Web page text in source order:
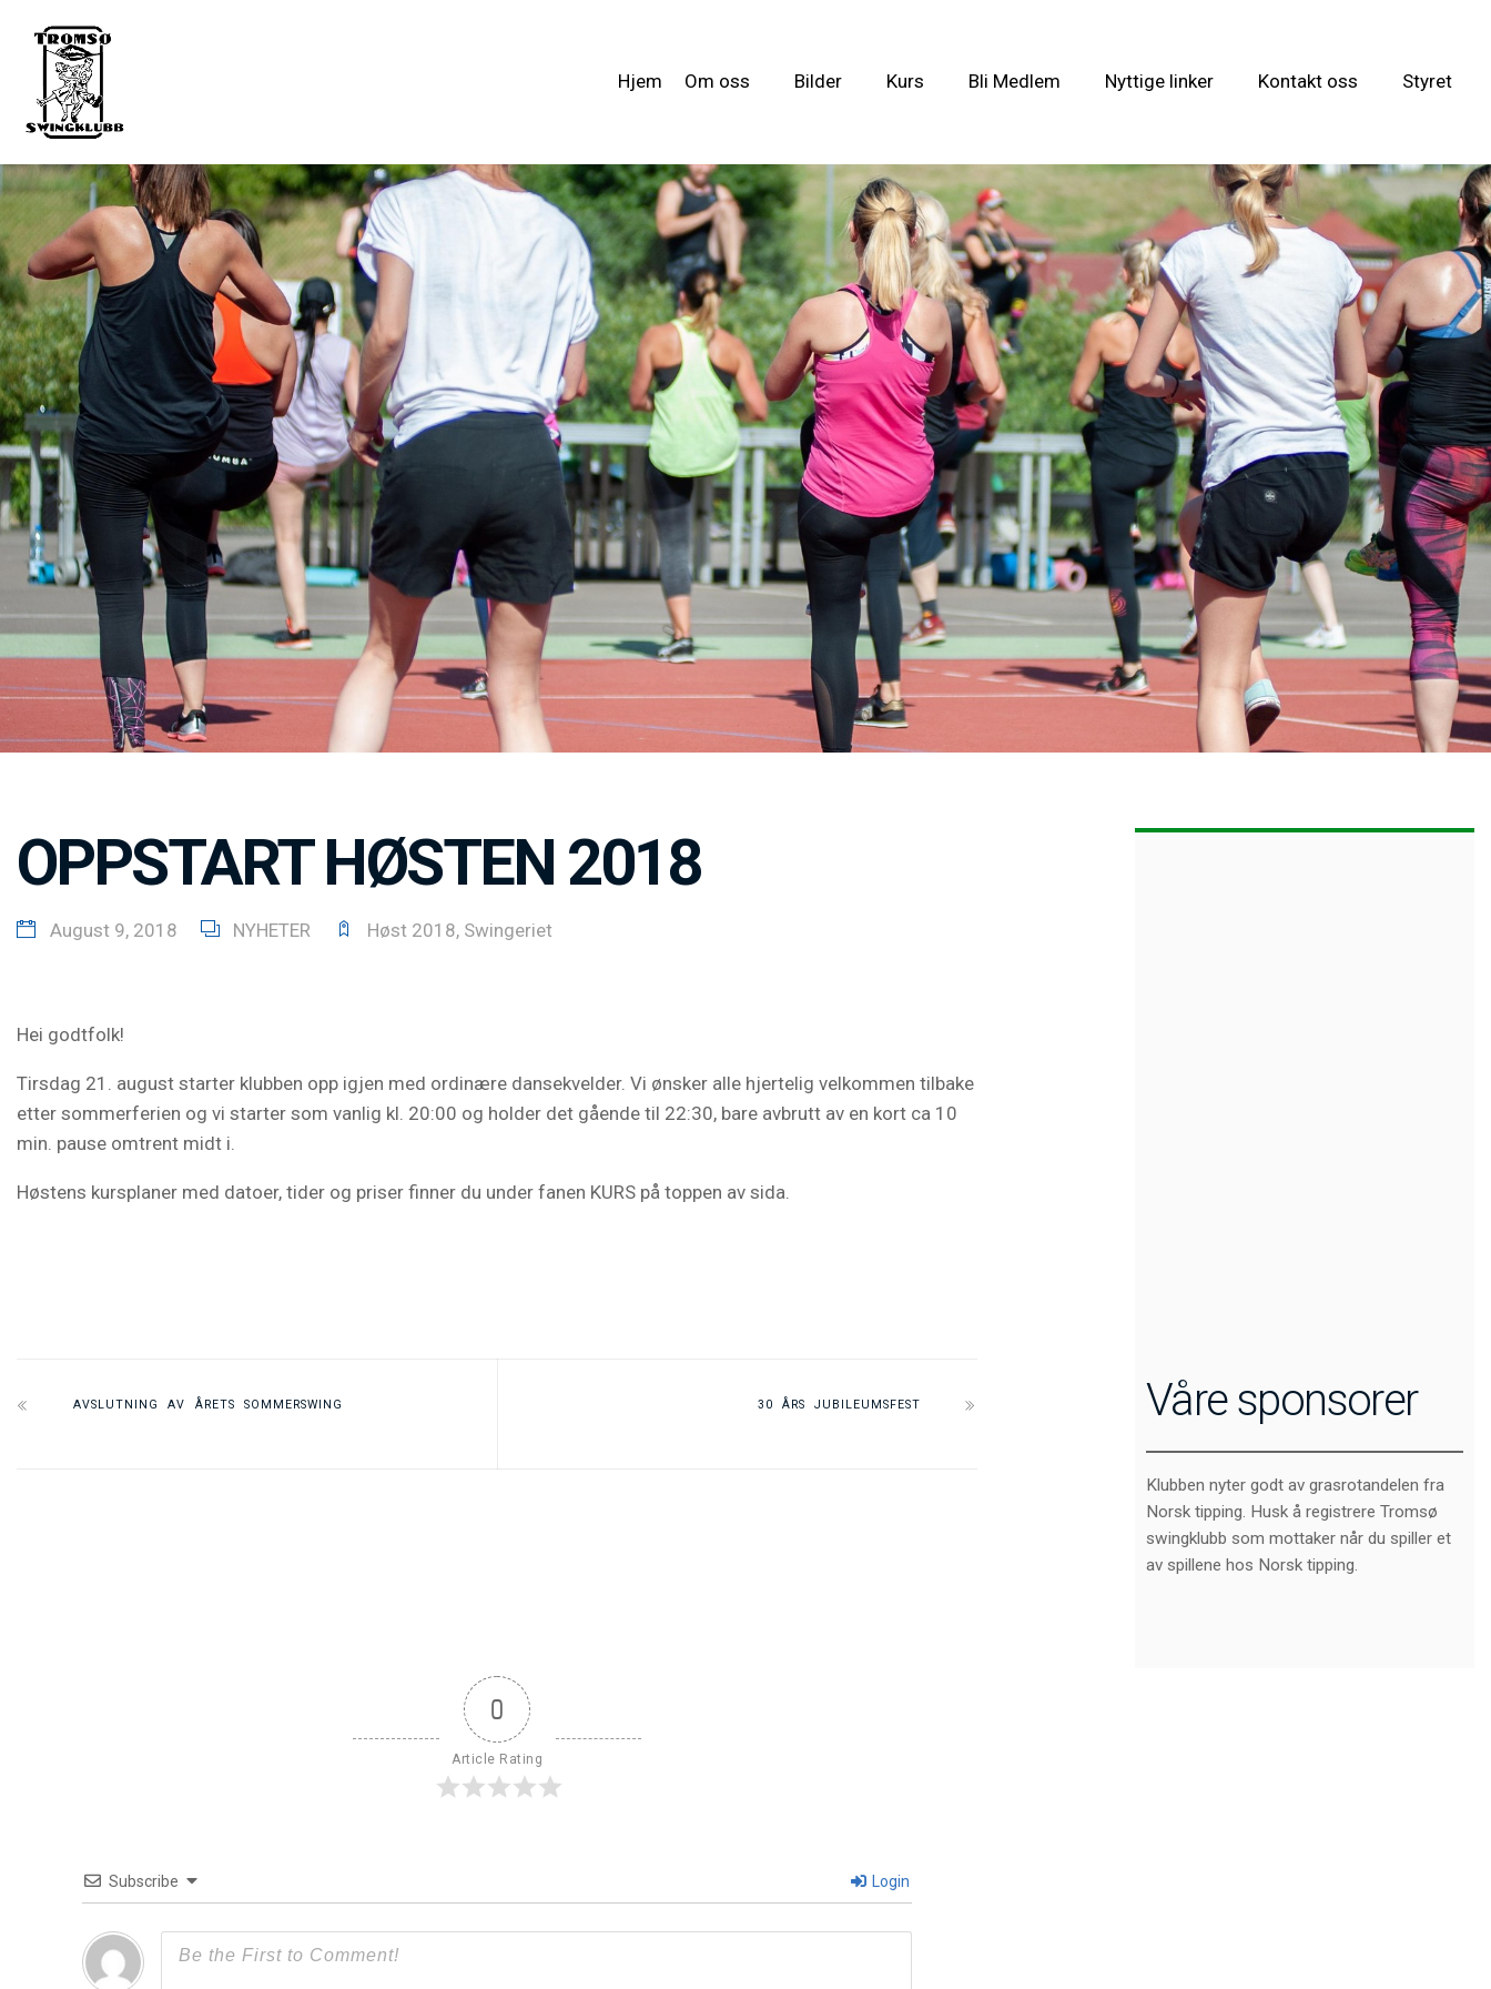
Hjem Om oss Bilder Kurs Bli Medlem Nyttige linker Kontakt oss Styret
OPPSTART HØSTEN 2018
August 9, 2018 NYHETER Høst 2018, Swingeriet
Hei godtfolk!
Tirsdag 21. august starter klubben opp igjen med ordinære dansekvelder. Vi ønsker alle hjertelig velkommen tilbake
etter sommerferien og vi starter som vanlig kl. 20:00 og holder det gående til 22:30, bare avbrutt av en kort ca 10
min. pause omtrent midt i.
Høstens kursplaner med datoer, tider og priser finner du under fanen KURS på toppen av sida.
AVSLUTNING AV ÅRETS SOMMERSWING 30 ÅRS JUBILEUMSFEST
0
Article Rating
Subscribe Login
Våre sponsorer
Klubben nyter godt av grasrotandelen fra
Norsk tipping. Husk å registrere Tromsø
swingklubb som mottaker når du spiller et
av spillene hos Norsk tipping.